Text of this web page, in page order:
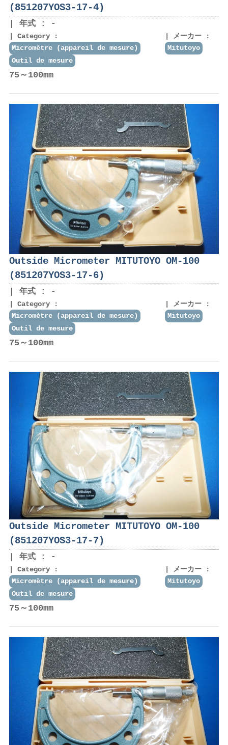
(851207YOS3-17-4)
年式 : -
Category :
Micromètre (appareil de mesure)
Outil de mesure
メーカー :
Mitutoyo
75～100mm
Outside Micrometer MITUTOYO OM-100
(851207YOS3-17-6)
年式 : -
Category :
Micromètre (appareil de mesure)
Outil de mesure
メーカー :
Mitutoyo
75～100mm
Outside Micrometer MITUTOYO OM-100
(851207YOS3-17-7)
年式 : -
Category :
Micromètre (appareil de mesure)
Outil de mesure
メーカー :
Mitutoyo
75～100mm